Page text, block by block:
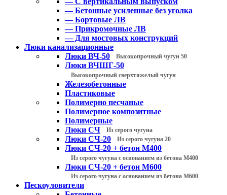
— Бетонные усиленные без уголка
— Бортовые ЛВ
— Прикромочные ЛВ
— Для мостовых конструкций
Люки канализационные
Люки ВЧ-50
Высокопрочный чугун 50
Люки ВЧШГ-50
Высокопрочный сверхтяжелый чугун
Железобетонные
Пластиковые
Полимерно песчаные
Полимерное композитные
Полимерные
Люки СЧ
Из серого чугуна
Люки СЧ-20 Из серого чугуна 20
Люки СЧ-20 + бетон М400
Из серого чугуна с основанием из бетона М400
Люки СЧ-20 + бетон М600
Из серого чугуна с основанием из бетона М600
Пескоуловители